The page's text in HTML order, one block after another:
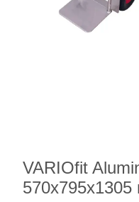
VARIOfit
570x795x1305